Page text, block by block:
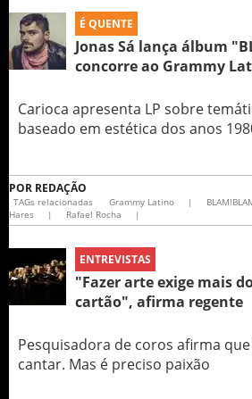
É QUENTE
Jonas Sá lança álbum
concorre ao Grammy
Carioca apresenta LP sobre
baseado em estética dos anos
POR REDAÇÃO
TAGs relacionadas Grammy Latino |
Hares
| Rafael Rocha |
ENTREVISTAS
"Fazer arte exige mais
cartão", afirma regente
Pesquisadora de coros afirma
cantar. Mas é preciso paixão